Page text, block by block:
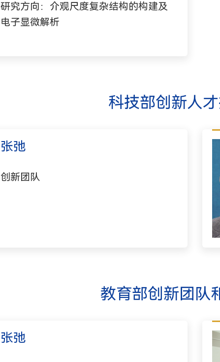
研究方向：介观尺度复杂结构的构建及
电子显微解析
科技部创新人
张弛
创新团队
教育部创新团队
张弛